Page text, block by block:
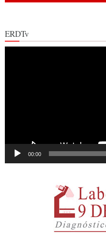
ERDTv
00:00